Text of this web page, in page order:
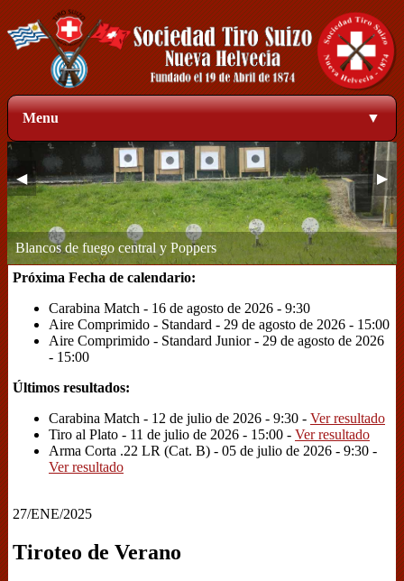
Menu ▼
Zona de blancos a 50 metros
◀ ▶
1
Próxima Fecha de calendario:
Carabina Match - 16 de agosto de 2026 - 9:30
Aire Comprimido - Standard - 29 de agosto de 2026 - 15:00
Aire Comprimido - Standard Junior - 29 de agosto de 2026
- 15:00
Últimos resultados:
Carabina Match - 12 de julio de 2026 - 9:30 - Ver resultado
Tiro al Plato - 11 de julio de 2026 - 15:00 - Ver resultado
Arma Corta .22 LR (Cat. B) - 05 de julio de 2026 - 9:30 -
Ver resultado
27/ENE/2025
Tiroteo de Verano